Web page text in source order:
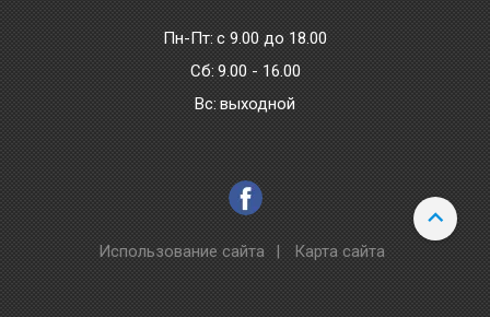
Пн-Пт:с 9.00 до 18.00
Сб: 9.00 - 16.00
Bc: выходной
Использование сайта | Карта сайта